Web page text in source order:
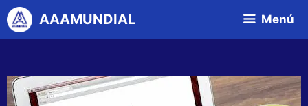
AAAMUNDIAL Menú